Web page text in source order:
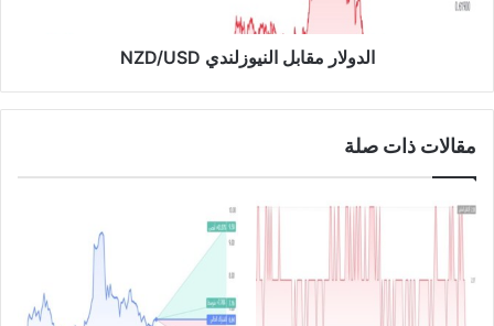
و
ا
ى
م
ل
و
ن
الدولار مقابل النيوزلندي NZD/USD
مقالات ذات صلة